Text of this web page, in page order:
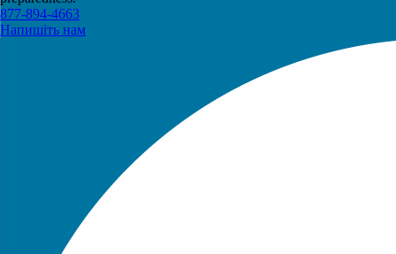
877-894-4663
Напишіть нам